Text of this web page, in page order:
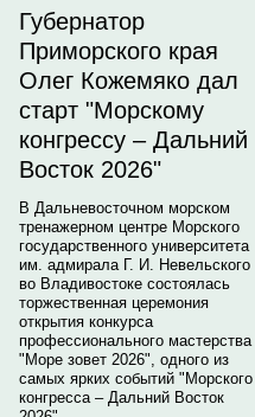
Губернатор
Приморского края
Олег Кожемяко дал
старт "Морскому
конгрессу – Дальний
Восток 2026"
В Дальневосточном морском
тренажерном центре Морского
государственного университета
им. адмирала Г. И. Невельского
во Владивостоке состоялась
торжественная церемония
открытия конкурса
профессионального мастерства
"Море зовет 2026", одного из
самых ярких событий "Морского
конгресса – Дальний Восток